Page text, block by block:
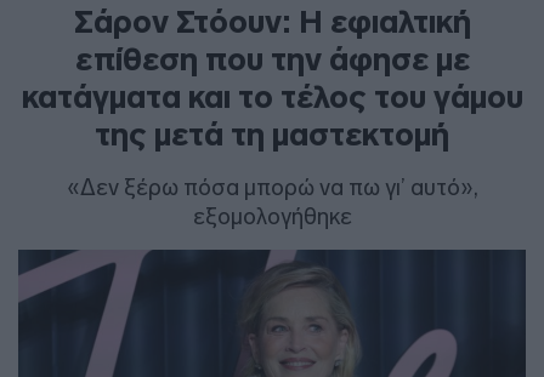
Σάρον Στόουν: Η εφιαλτική
επίθεση που την άφησε με
κατάγματα και το τέλος του γάμου
της μετά τη μαστεκτομή
«Δεν ξέρω πόσα μπορώ να πω γι’ αυτό»,
εξομολογήθηκε